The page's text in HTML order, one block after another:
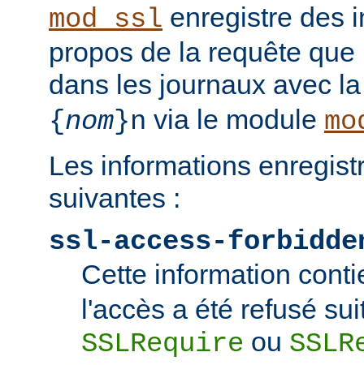
mod_ssl enregistre des
propos de la requête
dans les journaux avec
{nom}n via le module
Les informations
suivantes :
ssl-access-
Cette information
l'accès a été refusé
SSLRequire ou